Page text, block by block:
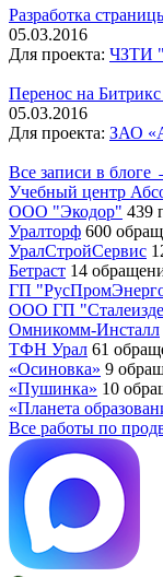
Разработка
05.03.2016
Для проекта: ЧЗТИ
Перенос на
05.03.2016
Для проекта: ЗАО
Все записи в блоге
Учебный центр
ООО "Экодор" 439
Уралторф 600
УралСтройСервис
Бетраст 14
ГП
ООО ГП
Омникомм-Инсталл
ТФН Урал 61
«Осиновка» 9
«Пушинка» 10
«Планета
Все работы по